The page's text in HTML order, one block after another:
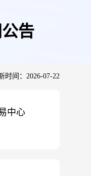
告
时间：2026-07-22
中心